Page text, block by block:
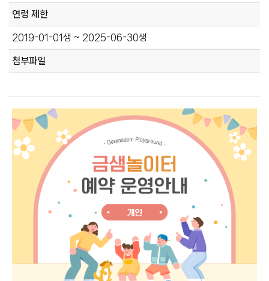
연령 제한
2019-01-01생 ~ 2025-06-30생
첨부파일